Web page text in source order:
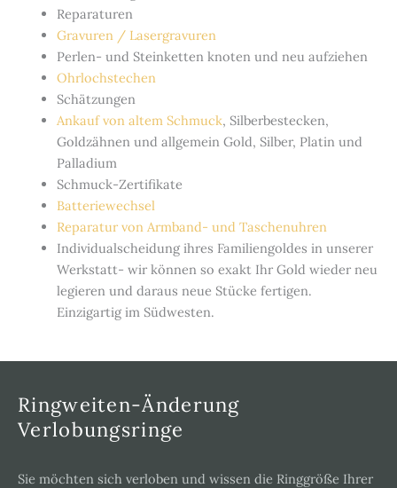
Reparaturen
Gravuren / Lasergravuren
Perlen- und Steinketten knoten und neu aufziehen
Ohrlochstechen
Schätzungen
Ankauf von altem Schmuck, Silberbestecken,
Goldzähnen und allgemein Gold, Silber, Platin und
Palladium
Schmuck-Zertifikate
Batteriewechsel
Reparatur von Armband- und Taschenuhren
Individualscheidung ihres Familiengoldes in unserer
Werkstatt- wir können so exakt Ihr Gold wieder neu
legieren und daraus neue Stücke fertigen.
Einzigartig im Südwesten.
Ringweiten-Änderung
Verlobungsringe
Sie möchten sich verloben und wissen die Ringgröße Ihrer